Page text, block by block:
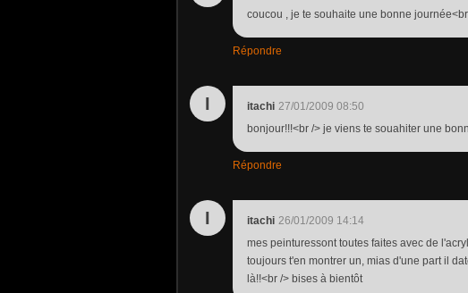
coucou , je te souhaite une bonne
Répondre
I itachi 27/01/2009 08:50
bonjour!!!<br /> je viens te souahiter une
Répondre
I itachi 26/01/2009 14:14
mes peinturessont toutes faites avec de
toujours t'en montrer un, mias d'une part il
là!!<br /> bises à bientôt